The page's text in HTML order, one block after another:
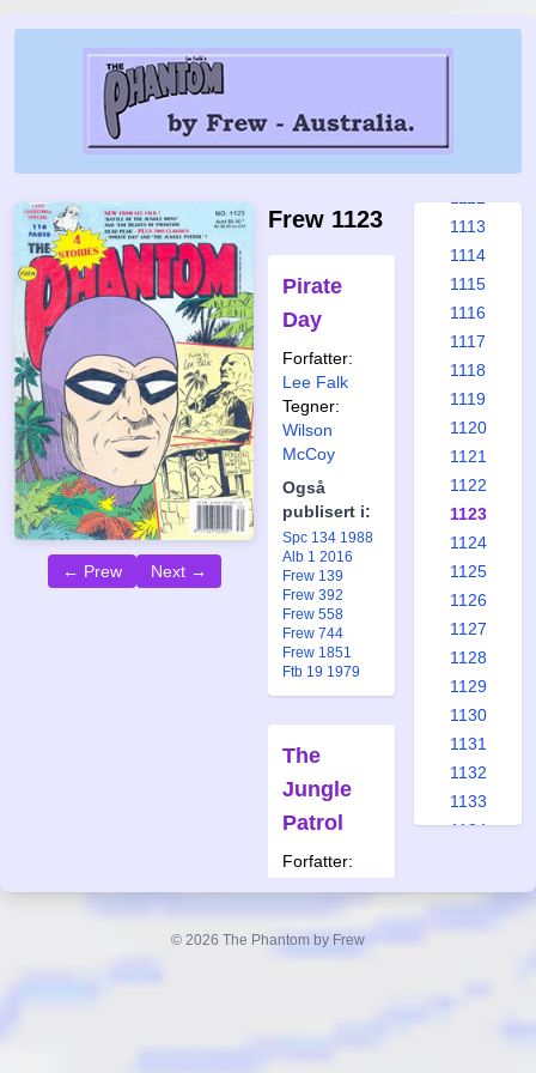
← Prew Next →
Frew 1123
Pirate
Day
Forfatter:
Lee Falk
Tegner:
Wilson
McCoy
Også
publisert i:
Spc 134 1988
Alb 1 2016
Frew 139
Frew 392
Frew 558
Frew 744
Frew 1851
Ftb 19 1979
The
Jungle
Patrol
Forfatter:
Wilson
McCoy
1106
1107
1113
1114
1115
1116
1117
1118
1119
1120
1121
1122
1123
1124
1125
1126
1127
1128
1129
1130
1131
1132
1133
1134
© 2026 The Phantom by Frew